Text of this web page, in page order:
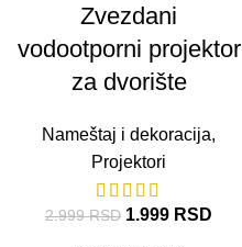
Zvezdani
vodootporni projektor
za dvorište
Nameštaj i dekoracija,
Projektori
2.999RSD 1.999 RSD